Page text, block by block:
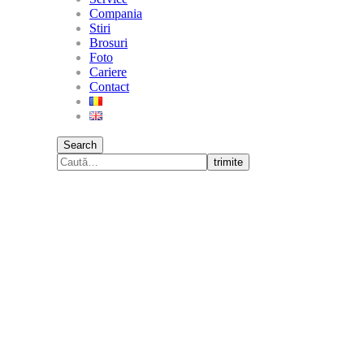
Compania
Stiri
Brosuri
Foto
Cariere
Contact
Search
trimite